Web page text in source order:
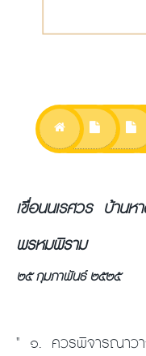
เขื่อนนเรศวร บ้าน
พรหมพิราม
๒๕ กุมภาพันธ์ ๒๕๒๕
" ๑. ควรพิจารณาวา